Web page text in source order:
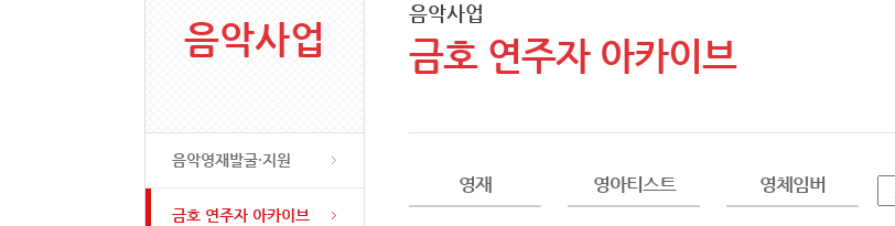
음악사업
음악영재발굴·지원
금호 연주자 아카이브
음악사업
금호 연주자 아카이브
영재 영아티스트 영체임버